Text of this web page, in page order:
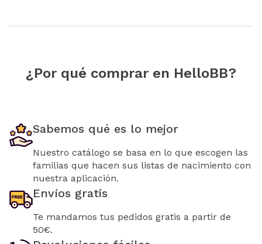
¿Por qué comprar en HelloBB?
Sabemos qué es lo mejor
Nuestro catálogo se basa en lo que escogen las
familias que hacen sus listas de nacimiento con
nuestra aplicación.
Envíos gratis
Te mandamos tus pedidos gratis a partir de
50€.